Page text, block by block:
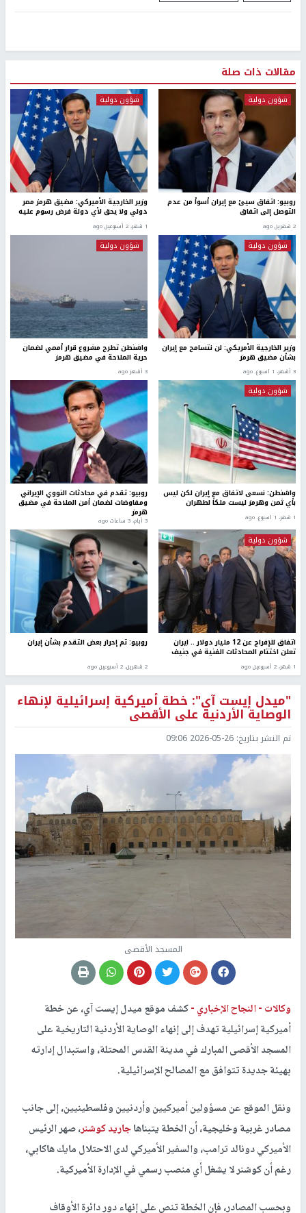
مقالات ذات صلة
شؤون دولية
روبيو: اتفاق سيئ مع إيران أسوأ من عدم
التوصل إلى اتفاق
2 شهرين ago
شؤون دولية
وزير الخارجية الأميركي: مضيق هرمز ممر
دولي ولا يحق لأي دولة فرض رسوم عليه
1 شهر، 2 أسبوعين ago
شؤون دولية
وزير الخارجية الأمريكي: لن نتسامح مع إيران
بشأن مضيق هرمز
3 أشهر، 1 اسبوع. ago
شؤون دولية
واشنطن تطرح مشروع قرار أممي لضمان
حرية الملاحة في مضيق هرمز
3 أشهر ago
شؤون دولية
واشنطن: نسعى لاتفاق مع إيران لكن ليس
بأي ثمن وهرمز ليست ملكاً لطهران
1 شهر، 1 اسبوع. ago
روبيو: تقدم في محادثات النووي الإيراني
ومفاوضات لضمان أمن الملاحة في مضيق
هرمز
3 أيام، 3 ساعات ago
شؤون دولية
اتفاق للإفراج عن 12 مليار دولار .. ايران
تعلن اختتام المحادثات الفنية في جنيف
1 شهر، 2 أسبوعين ago
روبيو: تم إحراز بعض التقدم بشأن إيران
2 شهرين، 2 أسبوعين ago
"ميدل إيست آي": خطة أميركية إسرائيلية لإنهاء
الوصاية الأردنية على الأقصى
تم النشر بتاريخ: 2026-05-26 09:06
المسجد الأقصى
وكالات -النجاح الإخباري -كشف موقع ميدل إيست آي، عن خطة
أميركية إسرائيلية تهدف إلى إنهاء الوصاية الأردنية التاريخية على
المسجد الأقصى المبارك في مدينة القدس المحتلة، واستبدال إدارته
بهيئة جديدة تتوافق مع المصالح الإسرائيلية.
ونقل الموقع عن مسؤولين أميركيين وأردنيين وفلسطينيين، إلى جانب
مصادر غربية وخليجية، أن الخطة يتبناهاجاريد كوشنر، صهر الرئيس
الأميركي دونالد ترامب، والسفير الأميركي لدى الاحتلال مايك هاكابي،
رغم أن كوشنر لا يشغل أي منصب رسمي في الإدارة الأميركية.
وبحسب المصادر، فإن الخطة تنص على إنهاء دور دائرة الأوقاف